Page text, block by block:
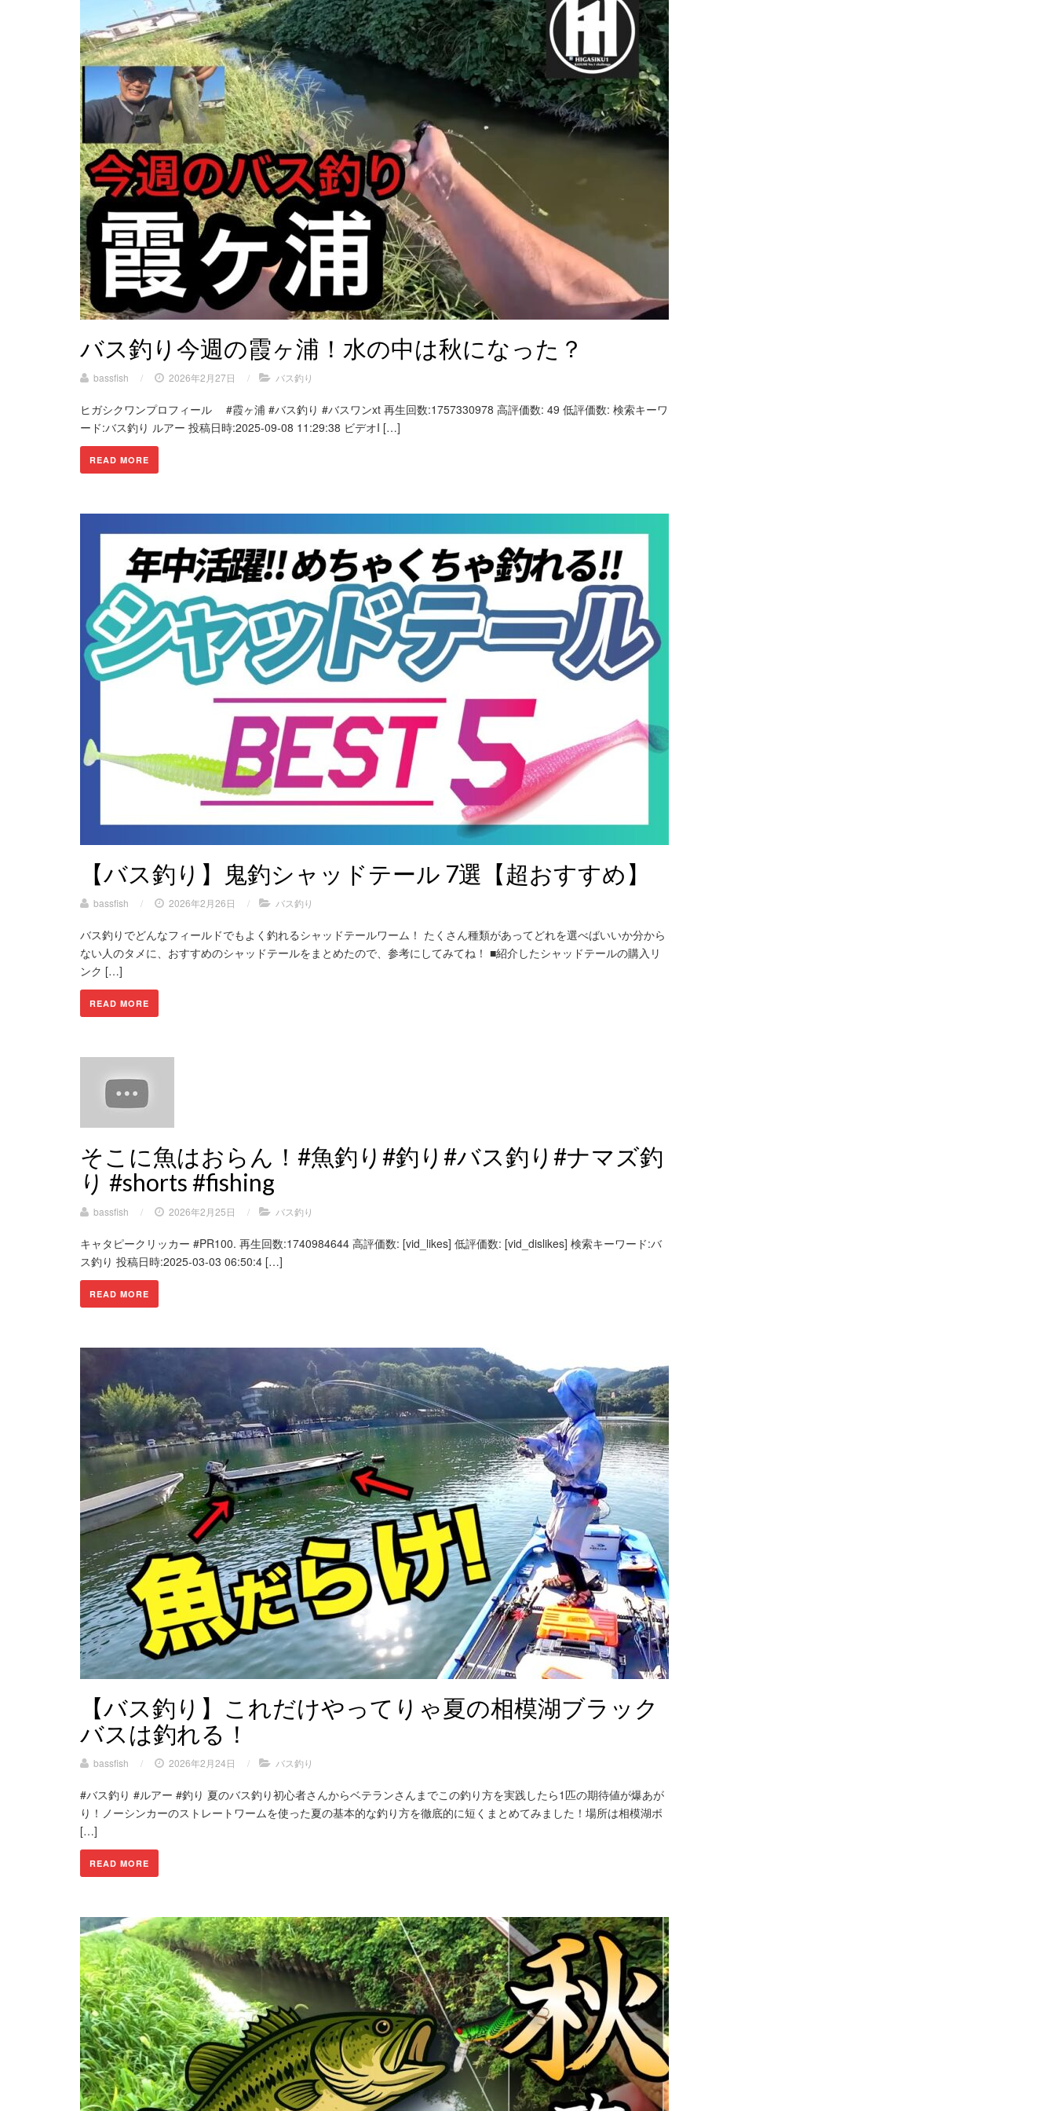
バス釣り今週の霞ヶ浦！水の中は秋になった？
bassfish / 2026年2月27日 / バス釣り
ヒガシクワンプロフィール #霞ヶ浦 #バス釣り #バスワンxt 再生回数:1757330978 高評価数: 49 低評価数: 検索キーワ
ード:バス釣り ルアー 投稿日時:2025-09-08 11:29:38 ビデオI […]
READ MORE
【バス釣り】鬼釣シャッドテール 7選【超おすすめ】
bassfish / 2026年2月26日 / バス釣り
バス釣りでどんなフィールドでもよく釣れるシャッドテールワーム！ たくさん種類があってどれを選べばいいか分から
ない人のタメに、おすすめのシャッドテールをまとめたので、参考にしてみてね！ ■紹介したシャッドテールの購入リ
ンク […]
READ MORE
そこに魚はおらん！#魚釣り#釣り#バス釣り#ナマズ釣
り #shorts #fishing
bassfish / 2026年2月25日 / バス釣り
キャタピークリッカー #PR100. 再生回数:1740984644 高評価数: [vid_likes] 低評価数: [vid_dislikes] 検索キーワード:バ
ス釣り 投稿日時:2025-03-03 06:50:4 […]
READ MORE
【バス釣り】これだけやってりゃ夏の相模湖ブラック
バスは釣れる！
bassfish / 2026年2月24日 / バス釣り
#バス釣り #ルアー #釣り 夏のバス釣り初心者さんからベテランさんまでこの釣り方を実践したら1匹の期待値が爆あが
り！ノーシンカーのストレートワームを使った夏の基本的な釣り方を徹底的に短くまとめてみました！場所は相模湖ボ
[…]
READ MORE